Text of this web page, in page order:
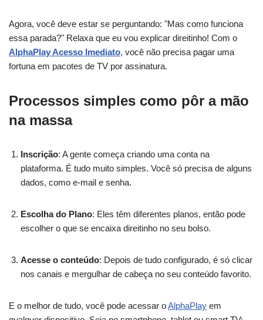
Agora, você deve estar se perguntando: "Mas como funciona
essa parada?" Relaxa que eu vou explicar direitinho! Com o
AlphaPlay Acesso Imediato, você não precisa pagar uma
fortuna em pacotes de TV por assinatura.
Processos simples como pôr a mão
na massa
Inscrição: A gente começa criando uma conta na
plataforma. É tudo muito simples. Você só precisa de alguns
dados, como e-mail e senha.
Escolha do Plano: Eles têm diferentes planos, então pode
escolher o que se encaixa direitinho no seu bolso.
Acesse o conteúdo: Depois de tudo configurado, é só clicar
nos canais e mergulhar de cabeça no seu conteúdo favorito.
E o melhor de tudo, você pode acessar oAlphaPlay em